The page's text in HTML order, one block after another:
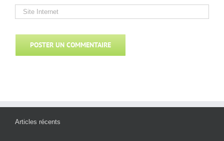
Articles récents